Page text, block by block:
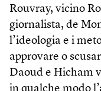
Rouvray, vicino
giornalista, de
l’ideologia e i
approvare o
Daoud e Hicham